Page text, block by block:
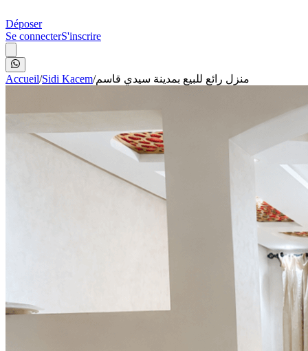
Déposer
Se connecterS'inscrire
Accueil/Sidi Kacem/منزل رائع للبيع بمدينة سيدي قاسم